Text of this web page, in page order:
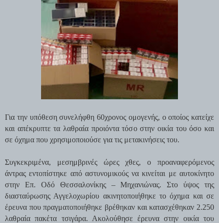
Για την υπόθεση συνελήφθη 60χρονος ομογενής, ο οποίος κατείχε
και απέκρυπτε τα λαθραία προιόντα τόσο στην οικία του όσο και
σε όχημα που χρησιμοποιούσε για τις μετακινήσεις του.
Συγκεκριμένα, μεσημβρινές ώρες χθες, ο προαναφερόμενος
άντρας εντοπίστηκε από αστυνομικούς να κινείται με αυτοκίνητο
στην Επ. Οδό Θεσσαλονίκης – Μηχανιώνας. Στο ύψος της
διασταύρωσης Αγγελοχωρίου ακινητοποιήθηκε το όχημα και σε
έρευνα που πραγματοποιήθηκε βρέθηκαν και κατασχέθηκαν 2.250
λαθραία πακέτα τσιγάρα. Ακολούθησε έρευνα στην οικία του